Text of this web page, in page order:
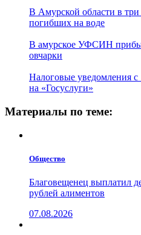
В Амурской области в три
погибших на воде
В амурское УФСИН
овчарки
Налоговые уведомления с
на «Госуслуги»
Материалы по теме:
Общество
Благовещенец выплатил
рублей алиментов
07.08.2026